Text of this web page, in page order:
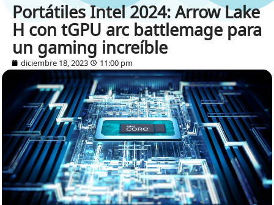
Portátiles Intel 2024: Arrow Lake
H con tGPU arc battlemage para
un gaming increíble
diciembre 18, 2023 11:00 pm